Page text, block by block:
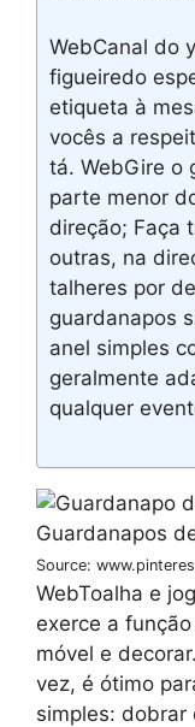
WebCanal do
figueiredo
etiqueta à
vocês a
tá. WebGire o
parte menor
direção; Faça
outras, na
talheres por
guardanapos
anel simples
geralmente
qualquer
Source:
WebToalha e
exerce a
móvel e
vez, é ótimo
simples: dobrar